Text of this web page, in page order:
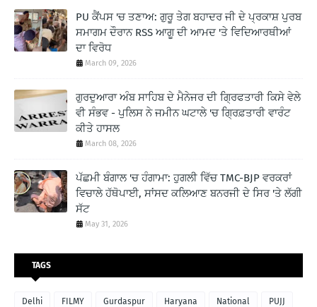
PU ਕੈਂਪਸ 'ਚ ਤਣਾਅ: ਗੁਰੂ ਤੇਗ ਬਹਾਦਰ ਜੀ ਦੇ ਪ੍ਰਕਾਸ਼ ਪੁਰਬ
ਸਮਾਗਮ ਦੌਰਾਨ RSS ਆਗੂ ਦੀ ਆਮਦ 'ਤੇ ਵਿਦਿਆਰਥੀਆਂ
ਦਾ ਵਿਰੋਧ
March 09, 2026
ਗੁਰਦੁਆਰਾ ਅੰਬ ਸਾਹਿਬ ਦੇ ਮੈਨੇਜਰ ਦੀ ਗ੍ਰਿਫਤਾਰੀ ਕਿਸੇ ਵੇਲੇ
ਵੀ ਸੰਭਵ - ਪੁਲਿਸ ਨੇ ਜਮੀਨ ਘਟਾਲੇ 'ਚ ਗ੍ਰਿਫ਼ਤਾਰੀ ਵਾਰੰਟ
ਕੀਤੇ ਹਾਸਲ
March 08, 2026
ਪੱਛਮੀ ਬੰਗਾਲ 'ਚ ਹੰਗਾਮਾ: ਹੁਗਲੀ ਵਿੱਚ TMC-BJP ਵਰਕਰਾਂ
ਵਿਚਾਲੇ ਹੱਥੋਪਾਈ, ਸਾਂਸਦ ਕਲਿਆਣ ਬਨਰਜੀ ਦੇ ਸਿਰ 'ਤੇ ਲੱਗੀ
ਸੱਟ
May 31, 2026
TAGS
Delhi FILMY Gurdaspur Haryana National PUJJ